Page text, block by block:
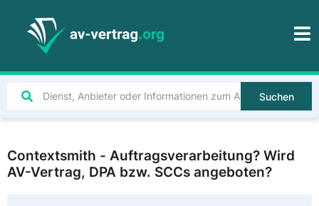
Suchen
Contextsmith - Auftragsverarbeitung? Wird
AV-Vertrag, DPA bzw. SCCs angeboten?